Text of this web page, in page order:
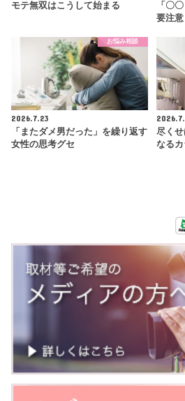
モテ無双はこうして始まる
「〇
要注意
お悩み相談
2026.7.23
「またダメ男だった」を繰り返す
女性の思考グセ
尽くせ
なるカ